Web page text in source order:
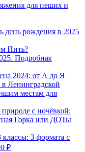
для пеших и
день рождения в 2025
Пить?
Подробная
2024: от А до Я
Ленинградской
местам для
с ночёвкой:
Горка или ДОТы
3 формата с
₽